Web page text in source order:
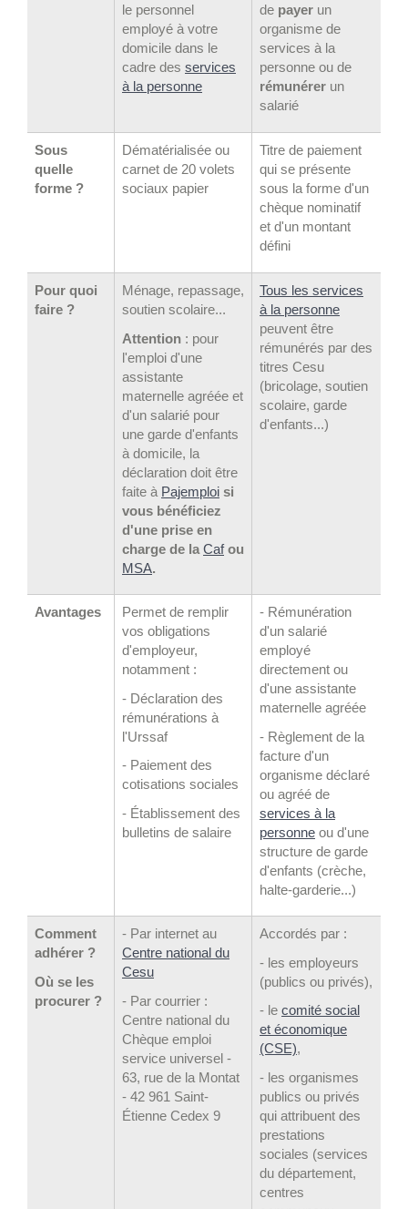
le personnel
employé à votre
domicile dans le
cadre des services
à la personne
de payer un
organisme de
services à la
personne ou de
rémunérer un
salarié
Sous
quelle
forme ?
Dématérialisée ou
carnet de 20 volets
sociaux papier
Titre de paiement
qui se présente
sous la forme d'un
chèque nominatif
et d'un montant
défini
Pour quoi
faire ?
Ménage, repassage,
soutien scolaire...
Attention : pour
l'emploi d'une
assistante
maternelle agréée et
d'un salarié pour
une garde d'enfants
à domicile, la
déclaration doit être
faite à Pajemploi si
vous bénéficiez
d'une prise en
charge de la Cafou
MSA.
Tous les services
à la personne
peuvent être
rémunérés par des
titres Cesu
(bricolage, soutien
scolaire, garde
d'enfants...)
Avantages
Permet de remplir
vos obligations
d'employeur,
notamment :
- Déclaration des
rémunérations à
l'Urssaf
- Paiement des
cotisations sociales
- Établissement des
bulletins de salaire
- Rémunération
d'un salarié
employé
directement ou
d'une assistante
maternelle agréée
- Règlement de la
facture d'un
organisme déclaré
ou agréé de
services à la
personne ou d'une
structure de garde
d'enfants (crèche,
halte-garderie...)
Comment
adhérer ?
Où se les
procurer ?
- Par internet au
Centre national du
Cesu
- Par courrier :
Centre national du
Chèque emploi
service universel -
63, rue de la Montat
- 42 961 Saint-
Étienne Cedex 9
Accordés par :
- les employeurs
(publics ou privés),
- le comité social
et économique
(CSE),
- les organismes
publics ou privés
qui attribuent des
prestations
sociales (services
du département,
centres